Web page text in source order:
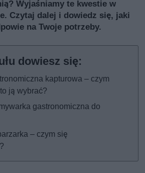
Wyjaśniamy te kwestie w
Czytaj dalej i dowiedz się, jaki
na Twoje potrzeby.
kapturowa – czym
ją wybrać?
gastronomiczna do
– czym się